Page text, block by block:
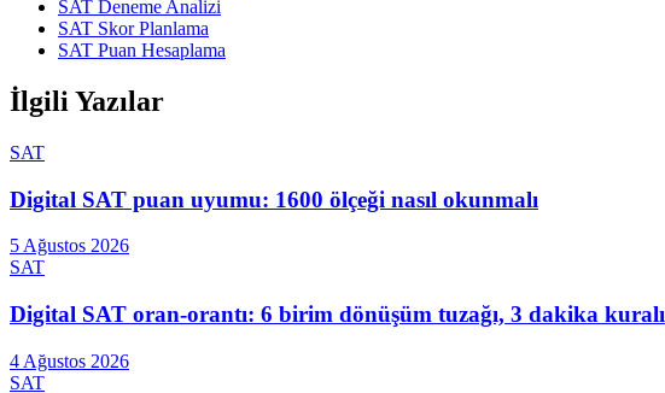
SAT Deneme Analizi
SAT Skor Planlama
SAT Puan Hesaplama
İlgili Yazılar
SAT
Digital SAT puan uyumu: 1600 ölçeği nasıl okunmalı
5 Ağustos 2026
SAT
Digital SAT oran-orantı: 6 birim dönüşüm tuzağı, 3 dakika kuralı
4 Ağustos 2026
SAT